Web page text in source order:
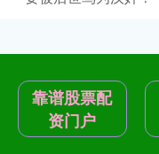
靠谱股票配
资门户